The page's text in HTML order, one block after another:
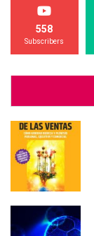
558
Subscribers